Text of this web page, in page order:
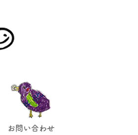
お問い合わせ